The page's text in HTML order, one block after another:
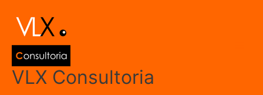
para
conteúdo
VLX Consultoria